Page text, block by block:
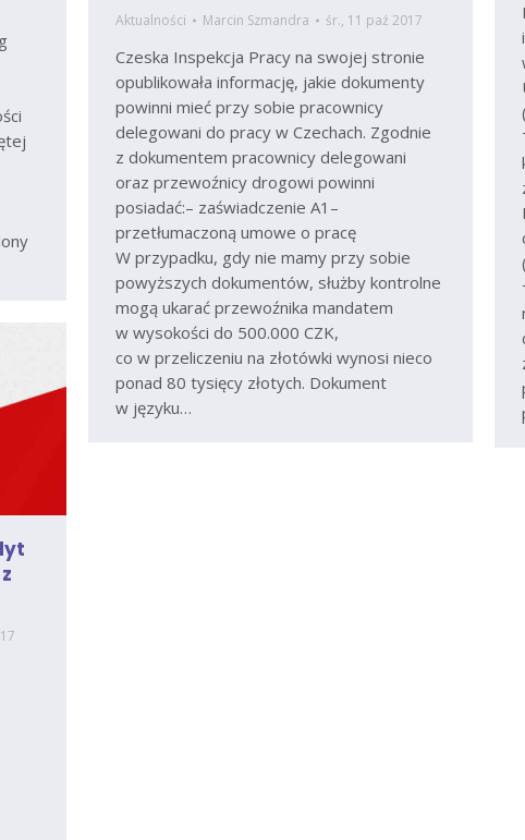
Aktualności Marcin Szmandra śr., 11 paź 2017
Czeska Inspekcja Pracy na swojej stronie
opublikowała informację, jakie dokumenty
powinni mieć przy sobie pracownicy
delegowani do pracy w Czechach. Zgodnie
z dokumentem pracownicy delegowani
oraz przewoźnicy drogowi powinni
posiadać:– zaświadczenie A1–
przetłumaczoną umowe o pracę
W przypadku, gdy nie mamy przy sobie
powyższych dokumentów, służby kontrolne
mogą ukarać przewoźnika mandatem
w wysokości do 500.000 CZK,
co w przeliczeniu na złotówki wynosi nieco
ponad 80 tysięcy złotych. Dokument
w języku…